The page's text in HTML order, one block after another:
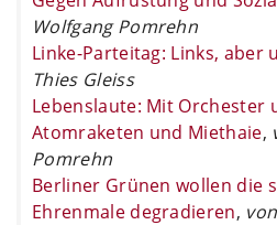
Wolfgang Pomrehn
Linke-Parteitag: Links, aber
Thies Gleiss
Lebenslaute: Mit Orchester
Atomraketen und Miethaie,
Pomrehn
Berliner Grünen wollen die
Ehrenmale degradieren,